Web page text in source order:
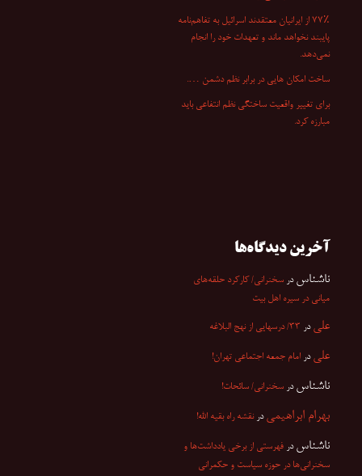
۷۷٪ از ایرانیان معتقدند اسرائیل به تفاهم‌نامه
پایبند نخواهد ماند و تعهدات خود را انجام
نمی‌دهد.
ساخت امکان هایی در برابر نظم دشمن ….
برای تغییر واقعیت ساختگی نظم انتفاعی باید
مبارزه کرد.
آخرین دیدگاه‌ها
ناشناس در سخنرانی/ کارکرد حلقه‌های
میانی در سیره اهل بیت
علی در ۳۳/ درسهایی از نهج البلاغه
علی در امام جمعه اجتماعی تهران!
ناشناس در سخنرانی/ سائحات!
بهرام ابراهیمی درنقشه راه بقیه الله!
ناشناس در فهرستی از برخی یادداشت‌ها و
سخنرانی‌ها در حوزه سیاست و حکمرانی